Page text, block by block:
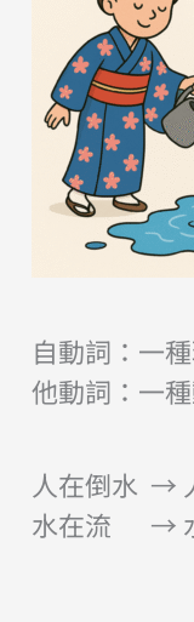
自動詞：一
他動詞：一
人在倒水
水在流 →